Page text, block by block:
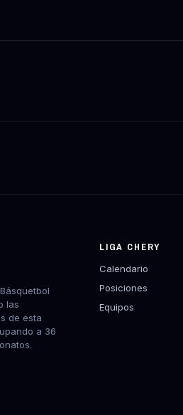
las
de esta
a 36
LIGA CHERY
Calendario
Posiciones
Equipos